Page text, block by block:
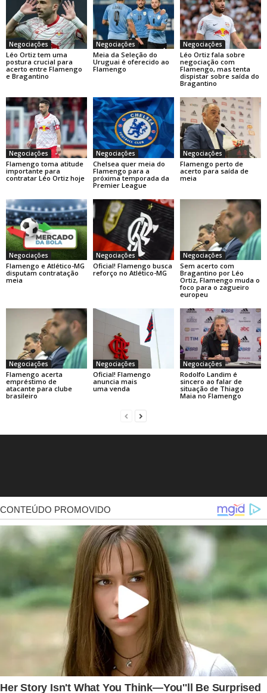
Negociações
Léo Ortiz tem uma
postura crucial para
acerto entre Flamengo
e Bragantino
Negociações
Meia da Seleção do
Uruguai é oferecido ao
Flamengo
Negociações
Léo Ortiz fala sobre
negociação com
Flamengo, mas tenta
dispistar sobre saída do
Bragantino
Negociações
Flamengo toma atitude
importante para
contratar Léo Ortiz hoje
Negociações
Chelsea quer meia do
Flamengo para a
próxima temporada da
Premier League
Negociações
Flamengo perto de
acerto para saída de
meia
Negociações
Flamengo e Atlético-MG
disputam contratação
meia
Negociações
Oficial! Flamengo busca
reforço no Atlético-MG
Negociações
Sem acerto com
Bragantino por Léo
Ortiz, Flamengo muda o
foco para o zagueiro
europeu
Negociações
Flamengo acerta
empréstimo de
atacante para clube
brasileiro
Negociações
Oficial! Flamengo
anuncia mais
uma venda
Negociações
Rodolfo Landim é
sincero ao falar de
situação de Thiago
Maia no Flamengo